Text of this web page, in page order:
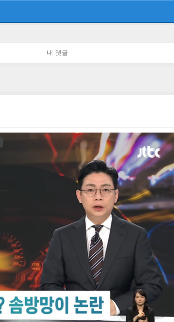
내 댓글